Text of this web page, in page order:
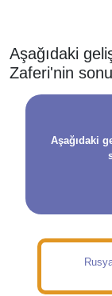
Aşağıdaki
Zaferi'nin
Aşağıdaki